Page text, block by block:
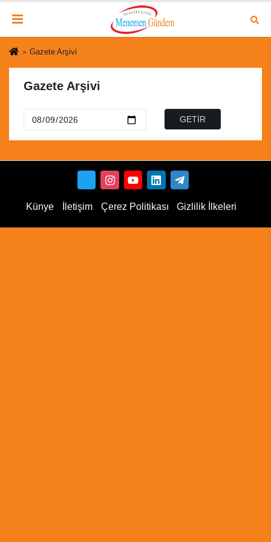
Gazete Arşivi
Gazete Arşivi
Künye İletişim Çerez Politikası Gizlilik İlkeleri